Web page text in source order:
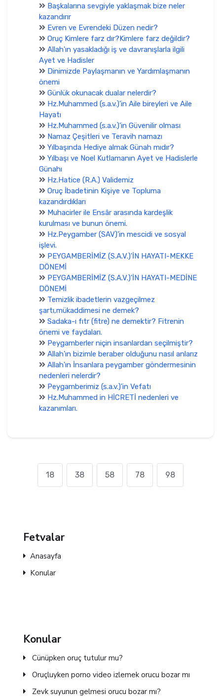
Başkalarına sevgiyle yaklaşmak bize neler
kazandırır
Evren ve Evrendeki Düzen nedir?
Oruç Kimlere farz dır?Kimlere farz değildir?
Allah'ın yasakladığı iş ve davranışlarla ilgili
Ayet ve Hadisler
Dinimizde Paylaşmanın ve Yardımlaşmanın
önemi
Günlük okunacak dualar nelerdir?
Hz.Muhammed (s.a.v.)'in Aile bireyleri ve Aile
Hayatı
Hz.Muhammed (s.a.v.)'in Güvenilir olması
Namaz Çeşitleri ve Teravih namazı
Yılbaşında Hediye almak Günah mıdır?
Yılbaşı ve Noel Kutlamanın Ayet ve Hadislerle
Günahı
Hz.Hatice (R.A.) Validemiz
Oruç İbadetinin Kişiye ve Topluma
kazandırdıkları
Muhacirler ile Ensâr arasında kardeşlik
kurulması ve bunun önemi.
Hz.Peygamber (SAV)’in mescidi ve sosyal
işlevi.
PEYGAMBERİMİZ (S.A.V.)'İN HAYATI-MEKKE
DÖNEMİ
PEYGAMBERİMİZ (S.A.V.)'İN HAYATI-MEDİNE
DÖNEMİ
Temizlik ibadetlerin vazgeçilmez
şartı,mükaddimesi ne demek?
Sadaka-ı fıtr (fitre) ne demektir? Fitrenin
önemi ve faydaları.
Peygamberler niçin insanlardan seçilmiştir?
Allah’ın bizimle beraber olduğunu nasıl anlarız
Allah’ın İnsanlara peygamber göndermesinin
nedenleri nelerdir?
Peygamberimiz (s.a.v.)'in Vefatı
Hz.Muhammed in HİCRETİ nedenleri ve
kazanımları.
18 38 58 78 98
Fetvalar
Anasayfa
Konular
Konular
Cünüpken oruç tutulur mu?
Oruçluyken porno video izlemek orucu bozar mı
Zevk suyunun gelmesi orucu bozar mı?